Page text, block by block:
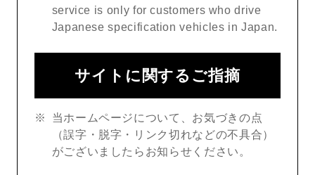
service is only for customers who drive
Japanese specification vehicles in Japan.
サイトに関するご指摘
当ホームページについて、お気づきの点
（誤字・脱字・リンク切れなどの不具合）
がございましたらお知らせください。